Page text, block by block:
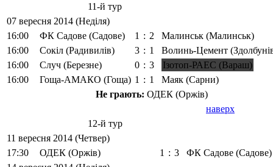
11-й тур
07 вересня 2014 (Неділя)
16:00
ФК Садове (Садове) 1 : 2
Малинськ (Малинськ)
16:00
Сокіл (Радивилів) 3 : 1
Волинь-Цемент
16:00
Случ (Березне) 0 : 3
Ізотоп-РАЕС (Вараш)
16:00
Гоща-АМАКО (Гоща) 1 : 1
Маяк (Сарни)
Не грають: ОДЕК (Оржів)
наверх
12-й тур
11 вересня 2014 (Четвер)
17:30
ОДЕК (Оржів) 1 : 3
ФК Садове (Садове)